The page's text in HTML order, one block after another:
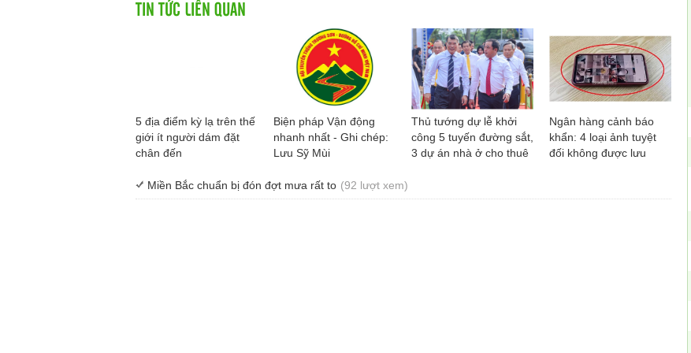
TIN TỨC LIÊN QUAN
5 địa điểm kỳ lạ trên thế
giới ít người dám đặt
chân đến
Biện pháp Vận động
nhanh nhất - Ghi chép:
Lưu Sỹ Mùi
Thủ tướng dự lễ khởi
công 5 tuyến đường sắt,
3 dự án nhà ở cho thuê
Ngân hàng cảnh báo
khẩn: 4 loại ảnh tuyệt
đối không được lưu
Miền Bắc chuẩn bị đón đợt mưa rất to (92 lượt xem)